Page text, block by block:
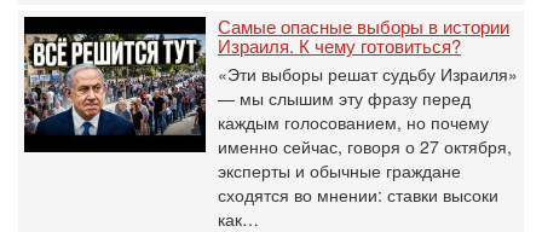
Самые опасные выборы в истории
Израиля. К чему готовиться?
«Эти выборы решат судьбу Израиля»
— мы слышим эту фразу перед
каждым голосованием, но почему
именно сейчас, говоря о 27 октября,
эксперты и обычные граждане
сходятся во мнении: ставки высоки
как…